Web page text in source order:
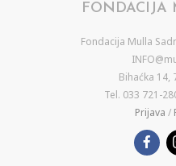
FONDACIJA
Fondacija Mulla
Bihaćka 14,
Tel. 033 721-
Prijava /